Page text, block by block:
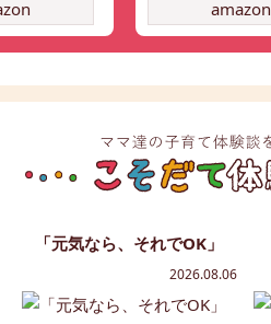
amazon
「元気なら、それでOK」
2026.08.06